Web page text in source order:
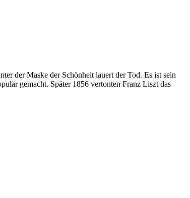
der Maske der Schönheit lauert der Tod. Es ist sein
gemacht. Später 1856 vertonten Franz Liszt das